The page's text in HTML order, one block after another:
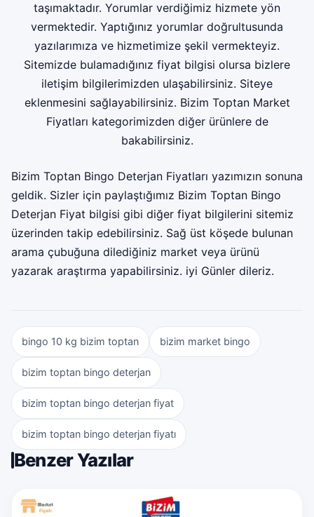
taşımaktadır. Yorumlar verdiğimiz hizmete yön
vermektedir. Yaptığınız yorumlar doğrultusunda
yazılarımıza ve hizmetimize şekil vermekteyiz.
Sitemizde bulamadığınız fiyat bilgisi olursa bizlere
iletişim bilgilerimizden ulaşabilirsiniz. Siteye
eklenmesini sağlayabilirsiniz. Bizim Toptan Market
Fiyatları kategorimizden diğer ürünlere de
bakabilirsiniz.
Bizim Toptan Bingo Deterjan Fiyatları yazımızın sonuna
geldik. Sizler için paylaştığımız Bizim Toptan Bingo
Deterjan Fiyat bilgisi gibi diğer fiyat bilgilerini sitemiz
üzerinden takip edebilirsiniz. Sağ üst köşede bulunan
arama çubuğuna dilediğiniz market veya ürünü
yazarak araştırma yapabilirsiniz. iyi Günler dileriz.
bingo 10 kg bizim toptan bizim market bingo
bizim toptan bingo deterjan
bizim toptan bingo deterjan fiyat
bizim toptan bingo deterjan fiyatı
Benzer Yazılar